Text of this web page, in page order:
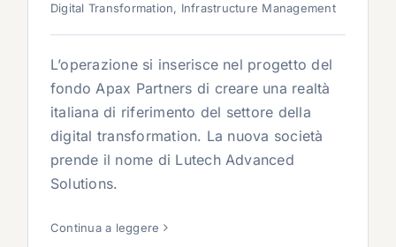
Digital Transformation, Infrastructure Management
L’operazione si inserisce nel progetto del
fondo Apax Partners di creare una realtà
italiana di riferimento del settore della
digital transformation. La nuova società
prende il nome di Lutech Advanced
Solutions.
Continua a leggere